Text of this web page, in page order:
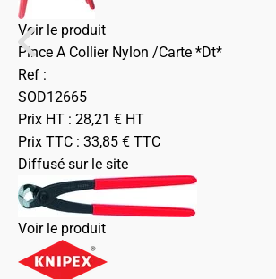
Voir le produit
Pince A Collier Nylon /Carte *Dt*
Ref :
SOD12665
Prix HT : 28,21 € HT
Prix TTC : 33,85 € TTC
Diffusé sur le site
Voir le produit